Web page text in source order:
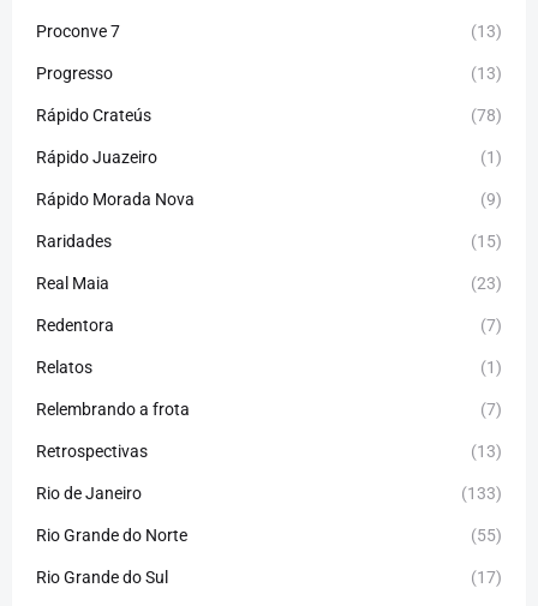
Proconve 7 (13)
Progresso (13)
Rápido Crateús (78)
Rápido Juazeiro (1)
Rápido Morada Nova (9)
Raridades (15)
Real Maia (23)
Redentora (7)
Relatos (1)
Relembrando a frota (7)
Retrospectivas (13)
Rio de Janeiro (133)
Rio Grande do Norte (55)
Rio Grande do Sul (17)